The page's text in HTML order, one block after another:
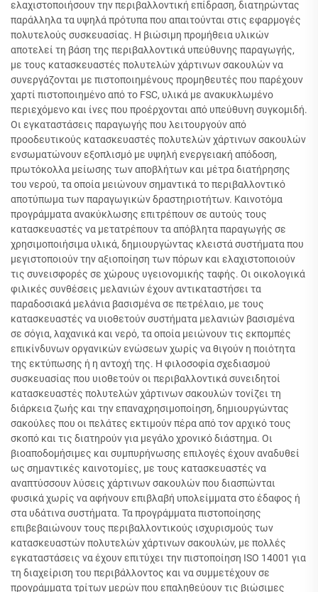
ελαχιστοποιήσουν την περιβαλλοντική επίδραση, διατηρώντας
παράλληλα τα υψηλά πρότυπα που απαιτούνται στις εφαρμογές
πολυτελούς συσκευασίας. Η βιώσιμη προμήθεια υλικών
αποτελεί τη βάση της περιβαλλοντικά υπεύθυνης παραγωγής,
με τους κατασκευαστές πολυτελών χάρτινων σακουλών να
συνεργάζονται με πιστοποιημένους προμηθευτές που παρέχουν
χαρτί πιστοποιημένο από το FSC, υλικά με ανακυκλωμένο
περιεχόμενο και ίνες που προέρχονται από υπεύθυνη συγκομιδή.
Οι εγκαταστάσεις παραγωγής που λειτουργούν από
προοδευτικούς κατασκευαστές πολυτελών χάρτινων σακουλών
ενσωματώνουν εξοπλισμό με υψηλή ενεργειακή απόδοση,
πρωτόκολλα μείωσης των αποβλήτων και μέτρα διατήρησης
του νερού, τα οποία μειώνουν σημαντικά το περιβαλλοντικό
αποτύπωμα των παραγωγικών δραστηριοτήτων. Καινοτόμα
προγράμματα ανακύκλωσης επιτρέπουν σε αυτούς τους
κατασκευαστές να μετατρέπουν τα απόβλητα παραγωγής σε
χρησιμοποιήσιμα υλικά, δημιουργώντας κλειστά συστήματα που
μεγιστοποιούν την αξιοποίηση των πόρων και ελαχιστοποιούν
τις συνεισφορές σε χώρους υγειονομικής ταφής. Οι οικολογικά
φιλικές συνθέσεις μελανιών έχουν αντικαταστήσει τα
παραδοσιακά μελάνια βασισμένα σε πετρέλαιο, με τους
κατασκευαστές να υιοθετούν συστήματα μελανιών βασισμένα
σε σόγια, λαχανικά και νερό, τα οποία μειώνουν τις εκπομπές
επικίνδυνων οργανικών ενώσεων χωρίς να θιγούν η ποιότητα
της εκτύπωσης ή η αντοχή της. Η φιλοσοφία σχεδιασμού
συσκευασίας που υιοθετούν οι περιβαλλοντικά συνειδητοί
κατασκευαστές πολυτελών χάρτινων σακουλών τονίζει τη
διάρκεια ζωής και την επαναχρησιμοποίηση, δημιουργώντας
σακούλες που οι πελάτες εκτιμούν πέρα από τον αρχικό τους
σκοπό και τις διατηρούν για μεγάλο χρονικό διάστημα. Οι
βιοαποδομήσιμες και συμπυρήνωσης επιλογές έχουν αναδυθεί
ως σημαντικές καινοτομίες, με τους κατασκευαστές να
αναπτύσσουν λύσεις χάρτινων σακουλών που διασπώνται
φυσικά χωρίς να αφήνουν επιβλαβή υπολείμματα στο έδαφος ή
στα υδάτινα συστήματα. Τα προγράμματα πιστοποίησης
επιβεβαιώνουν τους περιβαλλοντικούς ισχυρισμούς των
κατασκευαστών πολυτελών χάρτινων σακουλών, με πολλές
εγκαταστάσεις να έχουν επιτύχει την πιστοποίηση ISO 14001 για
τη διαχείριση του περιβάλλοντος και να συμμετέχουν σε
προγράμματα τρίτων μερών που επαληθεύουν τις βιώσιμες